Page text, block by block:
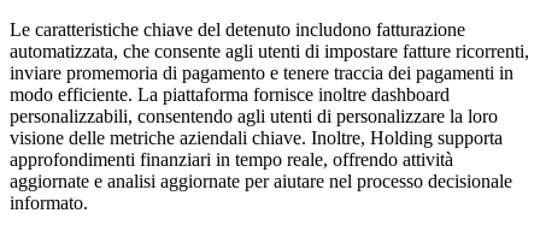
Le caratteristiche chiave del detenuto includono fatturazione
automatizzata, che consente agli utenti di impostare fatture ricorrenti,
inviare promemoria di pagamento e tenere traccia dei pagamenti in
modo efficiente. La piattaforma fornisce inoltre dashboard
personalizzabili, consentendo agli utenti di personalizzare la loro
visione delle metriche aziendali chiave. Inoltre, Holding supporta
approfondimenti finanziari in tempo reale, offrendo attività
aggiornate e analisi aggiornate per aiutare nel processo decisionale
informato.